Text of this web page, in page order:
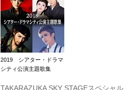
2019 シアター・ドラマ
シティ公演主題歌集
TAKARAZUKA SKY STAGEスペシャル